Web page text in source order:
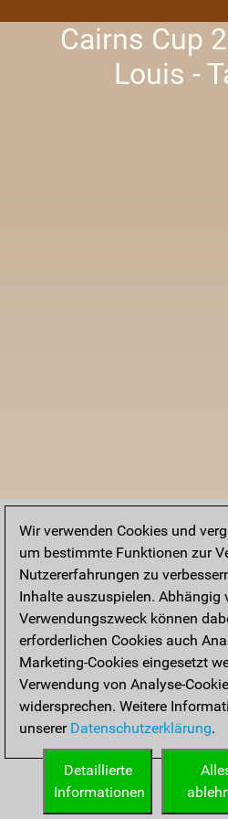
Cairns Cup
Louis -
Wir verwenden Cookies und
um bestimmte Funktionen zur
Nutzererfahrungen zu
Inhalte auszuspielen. Abhängig
Verwendungszweck können
erforderlichen Cookies auch
Marketing-Cookies eingesetzt
Verwendung von Analyse-
widersprechen. Weitere
unserer Datenschutzerklärung.
Detaillierte
Informationen